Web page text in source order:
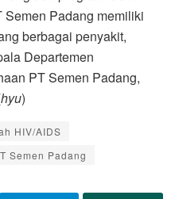
Padang memiliki
berbagai penyakit,
Departemen
PT Semen Padang,
hyu)
HIV/AIDS
Semen Padang